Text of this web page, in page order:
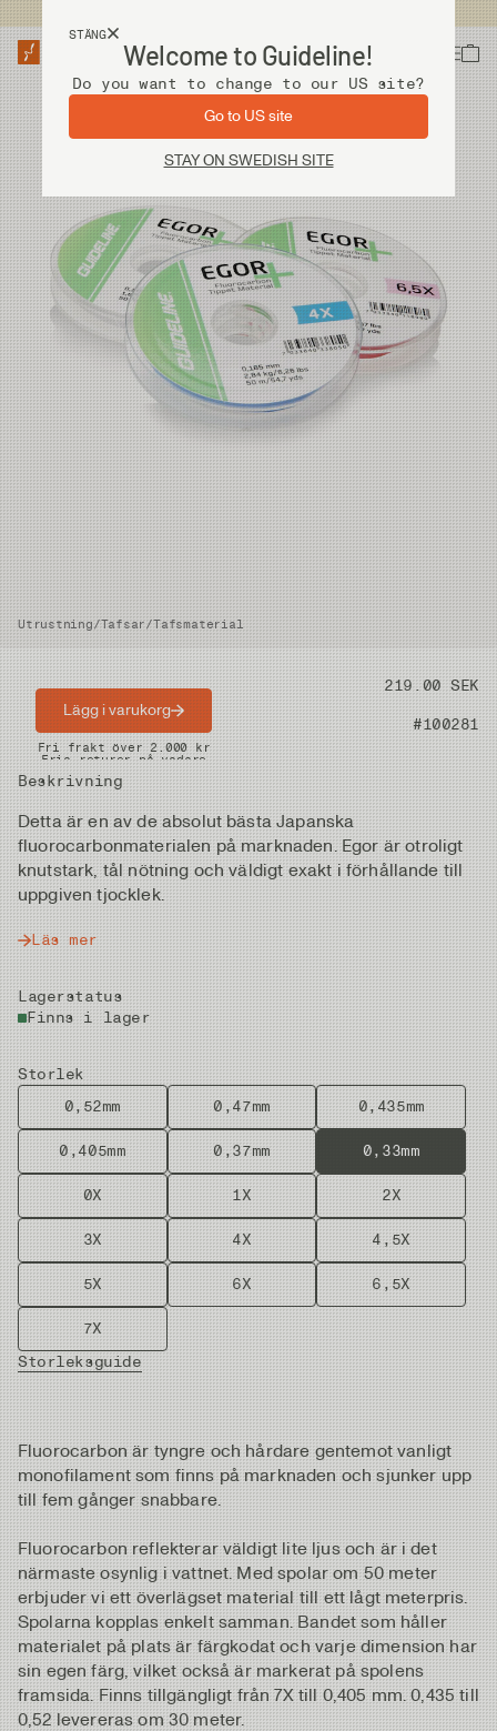
STÄNG
Welcome to Guideline!
Do you want to change to our US site?
Go to US site
STAY ON SWEDISH SITE
Utrustning/Tafsar/Tafsmaterial
Pris 219.00 SEK
Artikelnummer #100281
Beskrivning
Detta är en av de absolut bästa Japanska
fluorocarbonmaterialen på marknaden. Egor är otroligt
knutstark, tål nötning och väldigt exakt i förhållande till
uppgiven tjocklek.
Läs mer
Lagerstatus
Finns i lager
Storlek
0,52mm
0,47mm 0,435mm
0,405mm 0,37mm 0,33mm
0X 1X 2X
3X 4X 4,5X
5X 6X 6,5X
7X
Storleksguide
Lägg i varukorg
Snabba leveranser
Fri frakt över 2.000 kr
Fria returer på vadare
Fluorocarbon är tyngre och hårdare gentemot vanligt
monofilament som finns på marknaden och sjunker upp
till fem gånger snabbare.
Fluorocarbon reflekterar väldigt lite ljus och är i det
närmaste osynlig i vattnet. Med spolar om 50 meter
erbjuder vi ett överlägset material till ett lågt meterpris.
Spolarna kopplas enkelt samman. Bandet som håller
materialet på plats är färgkodat och varje dimension har
sin egen färg, vilket också är markerat på spolens
framsida. Finns tillgängligt från 7X till 0,405 mm. 0,435 till
0,52 levereras om 30 meter.